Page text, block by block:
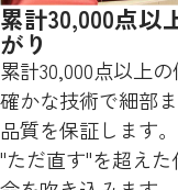
累計30,000点
がり
累計30,000点以上
確かな技術で細部
品質を保証します。
"ただ直す"を超え